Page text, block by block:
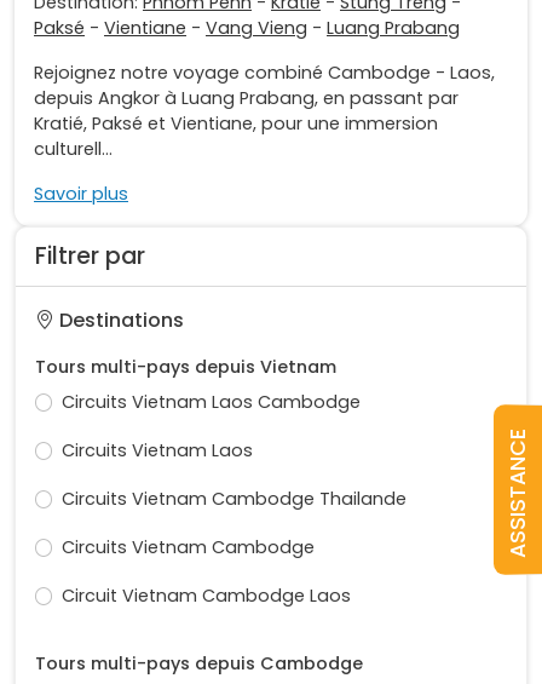
Filtrer par
Destinations
Tours multi-pays depuis Vietnam
Circuits Vietnam Laos Cambodge
Circuits Vietnam Laos
Circuits Vietnam Cambodge Thailande
Circuits Vietnam Cambodge
Circuit Vietnam Cambodge Laos
Tours multi-pays depuis Cambodge
Paksé - Vientiane - Vang Vieng - Luang Prabang
Rejoignez notre voyage combiné Cambodge - Laos,
depuis Angkor à Luang Prabang, en passant par
Kratié, Paksé et Vientiane, pour une immersion
culturell...
Savoir plus
ASSISTANCE